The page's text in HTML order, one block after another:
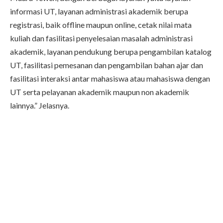
informasi UT, layanan administrasi akademik berupa
registrasi, baik offline maupun online, cetak nilai mata
kuliah dan fasilitasi penyelesaian masalah administrasi
akademik, layanan pendukung berupa pengambilan katalog
UT, fasilitasi pemesanan dan pengambilan bahan ajar dan
fasilitasi interaksi antar mahasiswa atau mahasiswa dengan
UT serta pelayanan akademik maupun non akademik
lainnya.” Jelasnya.